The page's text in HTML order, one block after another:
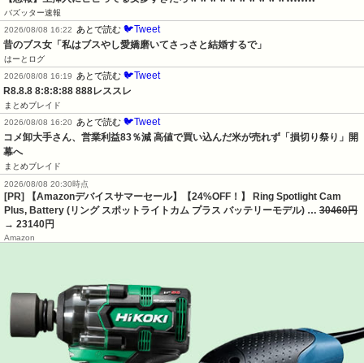
バズッター速報
2026/08/08 16:22
あとで読む 🐦Tweet
昔のブス女「私はブスやし愛嬌磨いてさっさと結婚するで」
はーとログ
2026/08/08 16:19
あとで読む 🐦Tweet
R8.8.8 8:8:8:88 888レススレ
まとめブレイド
2026/08/08 16:20
あとで読む 🐦Tweet
コメ卸大手さん、営業利益83％減 高値で買い込んだ米が売れず「損切り祭り」開
幕へ
まとめブレイド
2026/08/08 20:30時点
[PR] 【Amazonデバイスサマーセール】【24%OFF！】 Ring Spotlight Cam
Plus, Battery (リング スポットライトカム プラス バッテリーモデル) … 30460円
→ 23140円
Amazon